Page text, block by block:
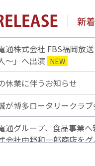
通株式会社 FBS福岡放
～」へ出演 NEW
休業に伴うお知らせ
が博多ロータリークラ
通グループ、食品事業
会社中野和一郎商店を